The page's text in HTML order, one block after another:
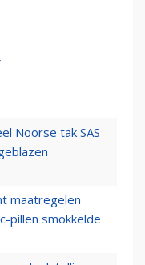
Noorse tak SAS
maatregelen
pillen smokkelde